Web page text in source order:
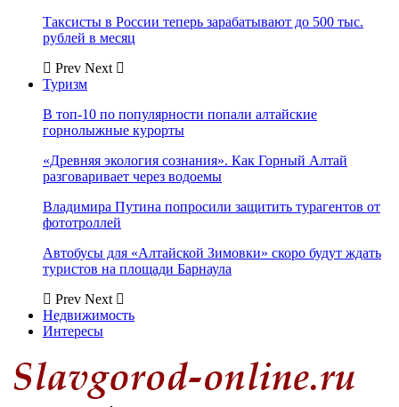
Таксисты в России теперь зарабатывают до 500 тыс.
рублей в месяц
Prev Next
Туризм
В топ-10 по популярности попали алтайские
горнолыжные курорты
«Древняя экология сознания». Как Горный Алтай
разговаривает через водоемы
Владимира Путина попросили защитить турагентов от
фототроллей
Автобусы для «Алтайской Зимовки» скоро будут ждать
туристов на площади Барнаула
Prev Next
Недвижимость
Интересы